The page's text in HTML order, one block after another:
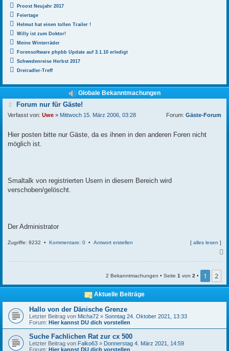
Proost Neujahr 2017
Feiertage
Helmut hat einen tollen Trailer !
Willy ist zum Doktor!
Meine Winterräder
Forensoftware phpbb Update auf 3.1.10 erledigt
Schwedenreise Herbst 2017
Dreiradler-Treff
Globale Bekanntmachungen
B
e
i
r
a
g
Forum nur für Gäste!
Verfasst von: Uwe » Mittwoch 15. März 2006, 03:28 Forum: Gäste-Forum
Hier posten bitte nur Gäste, da es ihnen in den anderen Foren nicht
möglich ist.
Smaltalk von registrierten Usern in diesem Bereich wird
verschoben/gelöscht.
Der Administrator
Zugriffe: 9232 • Kommentare: 0 • Antwort erstellen [ alles lesen ]
b
n
2 Bekanntmachungen • Seite 1 von 2 • 1 2
Aktuelle Beiträge
Hallo von der Dänische Grenze
Letzter Beitrag von Micha72 » Sonntag 24. Oktober 2021, 13:33
Forum: Hier kannst DU dich vorstellen
Suche Fachlichen Rat zur cx 500
Letzter Beitrag von Falko63 » Donnerstag 4. März 2021, 14:59
Forum: Hier kannst DU dich vorstellen